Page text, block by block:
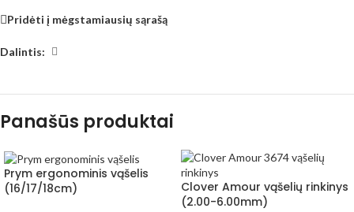
Pridėti į mėgstamiausių sąrašą
Dalintis:
Panašūs produktai
Prym ergonominis vąšelis
(16/17/18cm)
Clover Amour vąšelių rinkinys
(2.00-6.00mm)